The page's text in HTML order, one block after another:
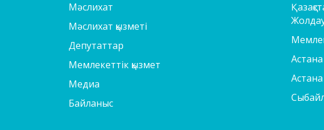
Мәслихат
Мәслихат қызметі
Депутаттар
Мемлекеттік қызмет
Медиа
Байланыс